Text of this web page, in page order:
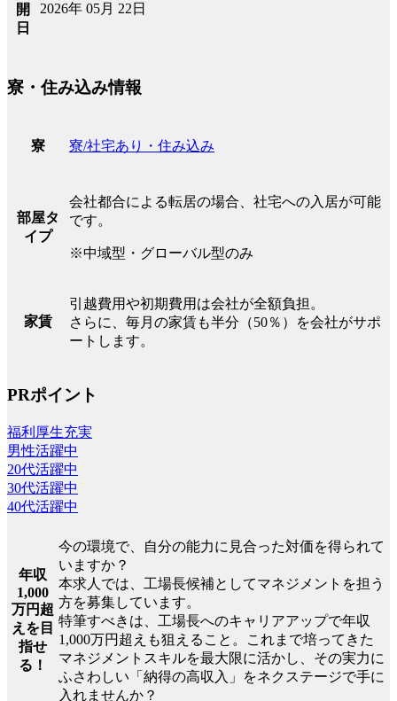
開
日
2026年 05月 22日
寮・住み込み情報
寮 寮/社宅あり・住み込み
部屋タ
イプ
会社都合による転居の場合、社宅への入居が可能
です。
※中域型・グローバル型のみ
家賃
引越費用や初期費用は会社が全額負担。
さらに、毎月の家賃も半分（50％）を会社がサポ
ートします。
PRポイント
福利厚生充実
男性活躍中
20代活躍中
30代活躍中
40代活躍中
年収
1,000
万円超
えを目
指せ
る！
今の環境で、自分の能力に見合った対価を得られて
いますか？
本求人では、工場長候補としてマネジメントを担う
方を募集しています。
特筆すべきは、工場長へのキャリアアップで年収
1,000万円超えも狙えること。これまで培ってきた
マネジメントスキルを最大限に活かし、その実力に
ふさわしい「納得の高収入」をネクステージで手に
入れませんか？